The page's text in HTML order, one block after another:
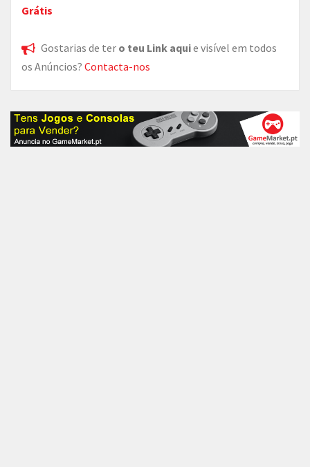
Grátis
Gostarias de ter o teu Link aquie visível em todos
os Anúncios? Contacta-nos